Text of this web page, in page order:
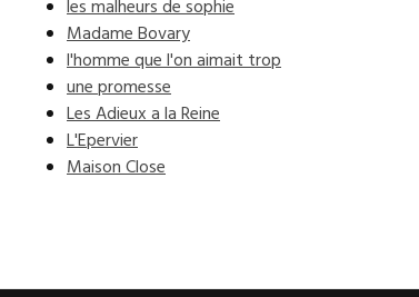
les malheurs de sophie
Madame Bovary
l'homme que l'on aimait trop
une promesse
Les Adieux a la Reine
L'Epervier
Maison Close